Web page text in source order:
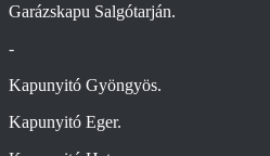
Garázskapu Salgótarján.
-
Kapunyitó Gyöngyös.
Kapunyitó Eger.